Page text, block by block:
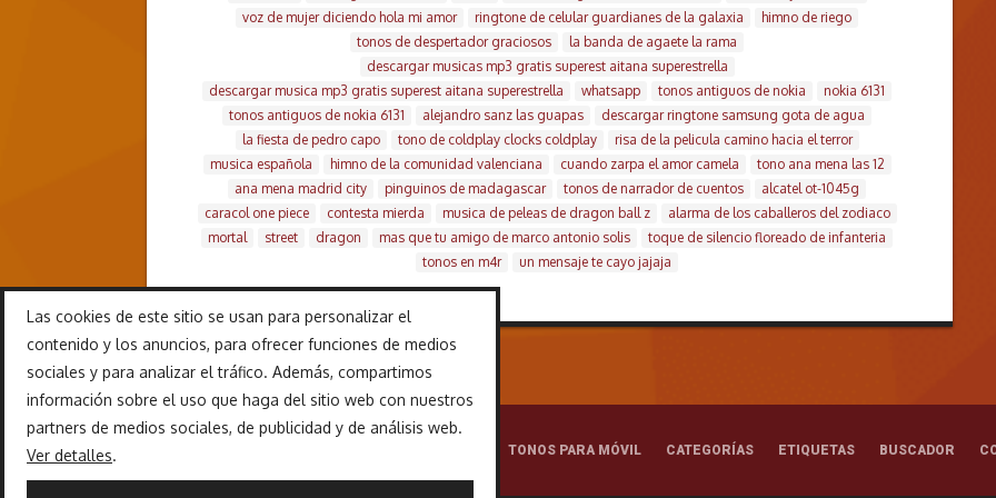
voz de mujer diciendo hola mi amor
ringtone de celular guardianes de la galaxia
himno de riego
tonos de despertador graciosos
la banda de agaete la rama
descargar musicas mp3 gratis superest aitana superestrella
descargar musica mp3 gratis superest aitana superestrella
whatsapp tonos antiguos de nokia
nokia 6131
tonos antiguos de nokia 6131
alejandro sanz las guapas
descargar ringtone samsung gota de agua
la fiesta de pedro capo
tono de coldplay clocks coldplay
risa de la pelicula camino hacia el terror
musica española
himno de la comunidad valenciana cuando zarpa el amor camela
tono ana mena las 12
ana mena madrid city
pinguinos de madagascar tonos de narrador de cuentos
alcatel ot-1045g
caracol one piece
contesta mierda musica de peleas de dragon ball z
alarma de los caballeros del zodiaco
mortal
street dragon mas que tu amigo de marco antonio solis
toque de silencio floreado de infanteria
tonos en m4r
un mensaje te cayo jajaja
TONOS PARA MÓVIL CATEGORÍAS ETIQUETAS BUSCADOR
Las cookies de este sitio se usan para personalizar el
contenido y los anuncios, para ofrecer funciones de medios
sociales y para analizar el tráfico. Además, compartimos
información sobre el uso que haga del sitio web con nuestros
partners de medios sociales, de publicidad y de análisis web.
Ver detalles.